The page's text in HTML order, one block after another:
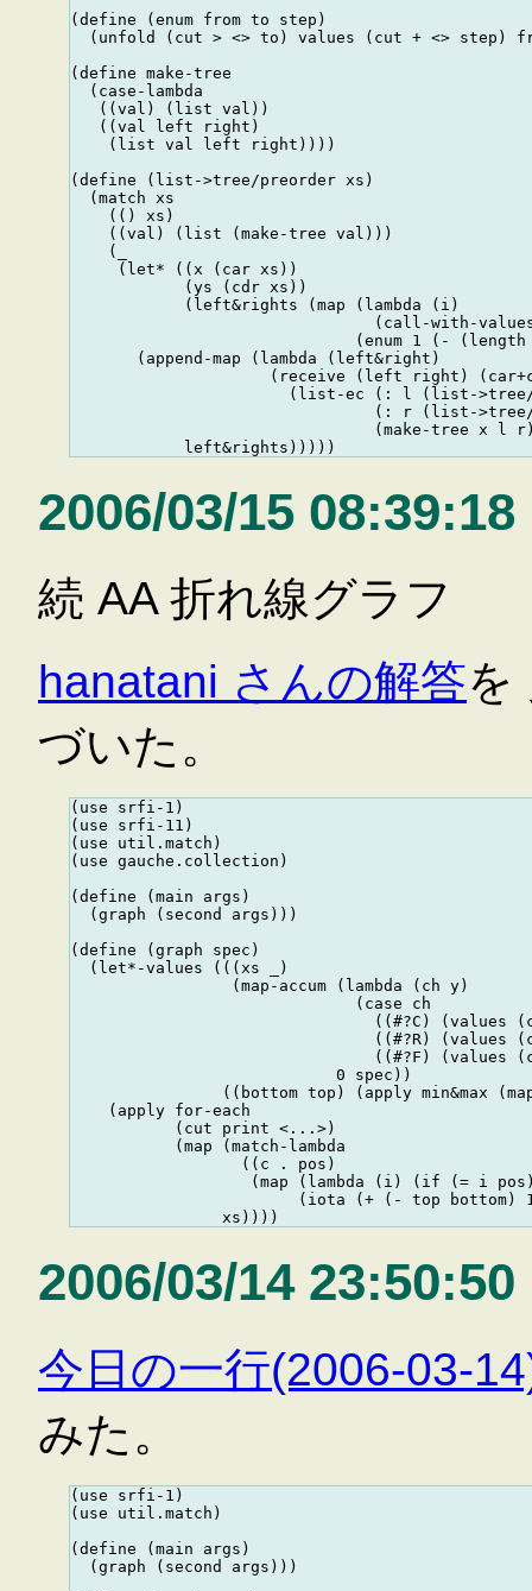
(define (enum from to step)
(unfold (cut > <> to) values (cut + <> step)
(define make-tree
  (case-lambda
   ((val) (list val))
   ((val left right)
    (list val left right))))
(define (list->tree/preorder xs)
  (match xs
    (() xs)
    ((val) (list (make-tree val)))
    (_
     (let* ((x (car xs))
            (ys (cdr xs))
            (left&rights (map (lambda (i)
(call-with-
(enum 1 (- (length
       (append-map (lambda (left&right)
(receive (left right)
(list-ec (: l (list-
(: r (list-
(make-tree x l
2006/03/15 08:39:18
続 AA 折れ線グラフ
hanatani さんの解答を
づいた。
(use srfi-1)
(use srfi-11)
(use util.match)
(use gauche.collection)
(define (main args)
  (graph (second args)))
(define (graph spec)
  (let*-values (((xs _)
                 (map-accum (lambda (ch y)
                              (case ch
((#?C) (values
((#?R) (values
((#?F) (values
                            0 spec))
((bottom top) (apply min&max
    (apply for-each
           (cut print <...>)
           (map (match-lambda
                  ((c . pos)
(map (lambda (i) (if (= i
(iota (+ (- top bottom)
2006/03/14 23:50:50
今日の一行(2006-03-
みた。
(use srfi-1)
(use util.match)
(define (main args)
  (graph (second args)))